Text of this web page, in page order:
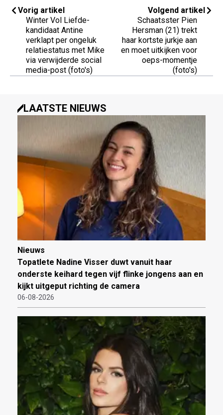
Vorig artikel
Winter Vol Liefde-
kandidaat Antine
verklapt per ongeluk
relatiestatus met Mike
via verwijderde social
media-post (foto's)
Volgend artikel
Schaatsster Pien
Hersman (21) trekt
haar kortste jurkje aan
en moet uitkijken voor
oeps-momentje
(foto's)
LAATSTE NIEUWS
Nieuws
Topatlete Nadine Visser duwt vanuit haar
onderste keihard tegen vijf flinke jongens aan en
kijkt uitgeput richting de camera
06-08-2026